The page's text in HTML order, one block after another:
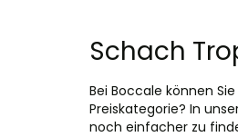
Schach
Bei Boccale können
Preiskategorie? In
noch einfacher zu